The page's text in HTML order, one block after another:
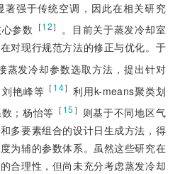
强于传统空调，因此在相关研究
参数 ［12］ 。目前关于蒸发冷却室
对现行规范方法的修正与优化。于
蒸发冷却参数选取方法，提出针对
艳峰等 ［ 14］ 利用k-means聚类划
；杨怡等 ［ 15 ］ 则基于不同地区气
多要素组合的设计日生成方法，得
为辅的参数体系。虽然这些研究在
合理性，但尚未充分考虑蒸发冷却